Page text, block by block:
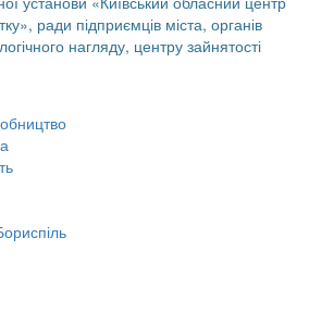
ради підприємців міста, органів
нагляду, центру зайнятості